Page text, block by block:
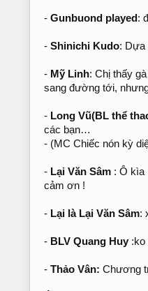
- Gunbuond played :
- Shinichi Kudo: Dựa
- Mỹ Linh: Chị thấy
sang đường tới,
- Long Vũ(BL thể
các bạn…
- (MC Chiếc nón kỳ
- Lại Văn Sâm : Ô kìa
cảm ơn !
- Lại là Lại Văn Sâm:
- BLV Quang Huy :ko
- Thảo Vân: Chương